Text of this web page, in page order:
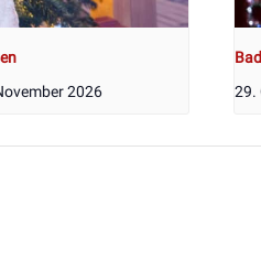
2026
29.